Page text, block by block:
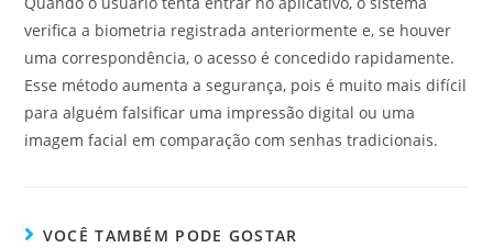
verifica a biometria registrada anteriormente e, se houver
uma correspondência, o acesso é concedido rapidamente.
Esse método aumenta a segurança, pois é muito mais difícil
para alguém falsificar uma impressão digital ou uma
imagem facial em comparação com senhas tradicionais.
VOCÊ TAMBÉM PODE GOSTAR